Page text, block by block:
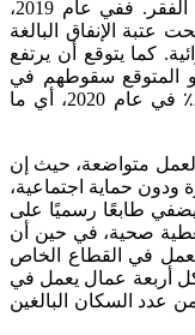
سلبية صغيرة واحدة لدفع هؤلاء إلى هاوية الفقر. ففي عام 2019،
عتبة الإنفاق البالغة
كما يتوقع أن يرتفع
المتوقع سقوطهم في
دائرة الفقر من 25٪ في عام 2019 إلى 27٪ في عام 2020، أي ما
العمل متواضعة، حيث إن
ودون حماية اجتماعية،
يضفي طابعًا رسميًا على
ليست لديهم تغطية صحية، في حين أن
فقط يعمل في القطاع الخاص
أربعة عمال يعمل في
غير المهيكل، أي ما يقرب من 11٪ من عدد السكان البالغين